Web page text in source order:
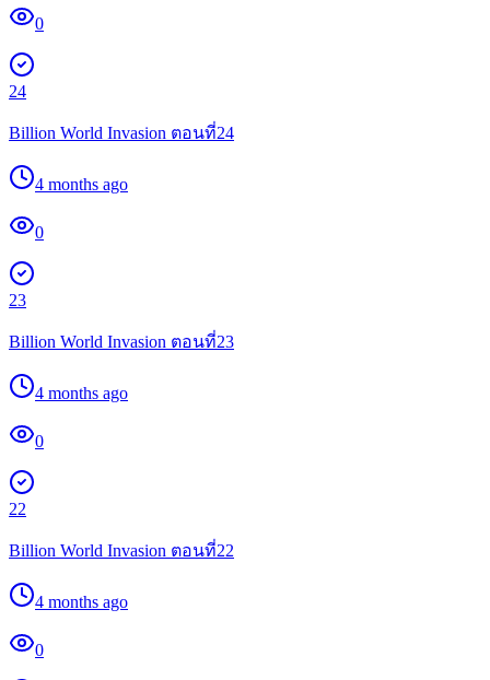
0
24
Billion World Invasion ตอนที่24
4 months ago
0
23
Billion World Invasion ตอนที่23
4 months ago
0
22
Billion World Invasion ตอนที่22
4 months ago
0